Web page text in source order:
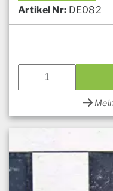
Artikel Nr: DE082